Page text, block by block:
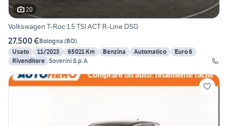
20
Volkswagen T-Roc 1.5 TSI ACT R-Line DSG
27.500 €Bologna (BO)
Usato
11/2023 65021 Km Benzina Automatico
Euro 6
Rivenditore Soverini S.p.A